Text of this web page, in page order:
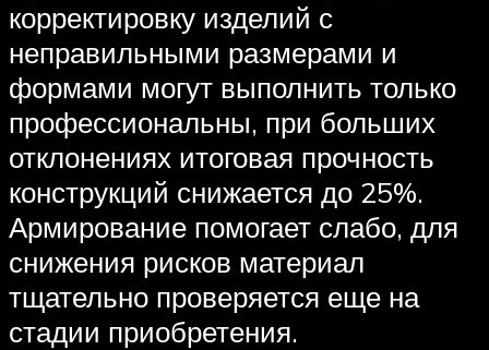
корректировку изделий с
неправильными размерами и
формами могут выполнить только
профессиональны, при больших
отклонениях итоговая прочность
конструкций снижается до 25%.
Армирование помогает слабо, для
снижения рисков материал
тщательно проверяется еще на
стадии приобретения.